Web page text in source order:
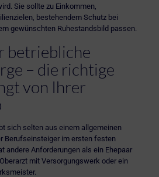
Sie sollte zu Einkommen,
bestehendem Schutz bei
gewünschten Ruhestandsbild passen.
betriebliche
– die richtige
von Ihrer
sich selten aus einem allgemeinen
Berufseinsteiger im ersten festen
andere Anforderungen als ein Ehepaar
Oberarzt mit Versorgungswerk oder ein